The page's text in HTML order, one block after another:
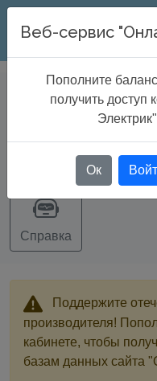
ONLINE
DATABASE>
Справка
Поддержите
производителя!
кабинете, чтобы
базам данных сайта
Веб-сервис
Пополните
получить доступ
Ок